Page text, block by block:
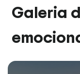
Galeria